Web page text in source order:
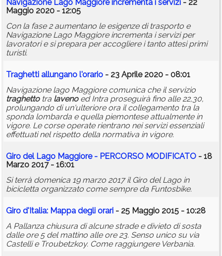
Navigazione Lago Maggiore incrementa i servizi - 22
Maggio 2020 - 12:05
Con la fase 2 aumentano le esigenze di trasporto e
Navigazione Lago Maggiore incrementa i servizi per
lavoratori e si prepara per accogliere i tanto attesi primi
turisti.
Traghetti allungano l'orario - 23 Aprile 2020 - 08:01
Navigazione lago Maggiore comunica che il servizio
traghettotra lavenoed Intra proseguirà fino alle 22,30,
prolungando di un'ulteriore ora il collegamento tra la
sponda lombarda e quella piemontese attualmente in
vigore. Le corse operate rientrano nei servizi essenziali
effettuati nel rispetto della normativa in vigore.
Giro del Lago Maggiore - PERCORSO MODIFICATO - 18
Marzo 2017 - 16:01
Si terrà domenica 19 marzo 2017 il Giro del Lago in
bicicletta organizzato come sempre da Funtosbike.
Giro d'Italia: Mappa degli orari - 25 Maggio 2015 - 10:28
A Pallanza chiusura di alcune strade e divieto di sosta
dalle ore 5 del mattino alle ore 23. Senso unico su via
Castelli e Troubetzkoy. Come raggiungere Verbania.